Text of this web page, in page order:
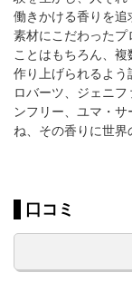
働きかける香りを追
素材にこだわった
ことはもちろん、
作り上げられるよう
ロバーツ、ジェニ
ンフリー、ユマ・
ね、その香りに世界
口コミ